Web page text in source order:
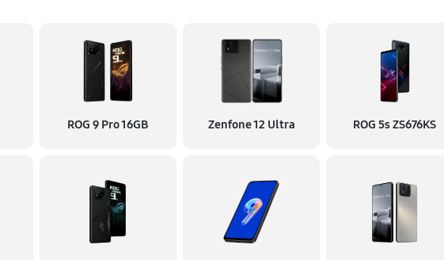
ROG 9 Pro 16GB Zenfone 12 Ultra ROG 5s ZS676KS